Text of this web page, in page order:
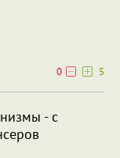
0
5
- с